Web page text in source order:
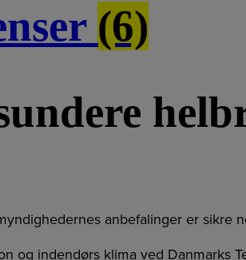
(6)
anbefalinger er sikre
og indendørs klima ved Danmarks